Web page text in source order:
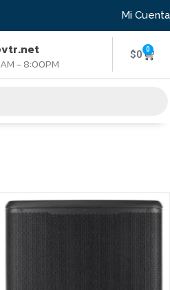
Mi Cuenta
- 8:00PM
$0 0